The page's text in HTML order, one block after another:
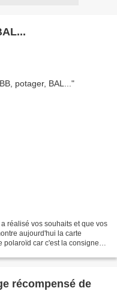
réalisé vos souhaits et que vos
aujourd'hui la carte
polaroïd car c'est la consigne